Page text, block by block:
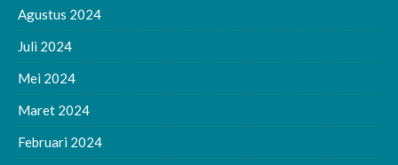
Agustus 2024
Juli 2024
Mei 2024
Maret 2024
Februari 2024